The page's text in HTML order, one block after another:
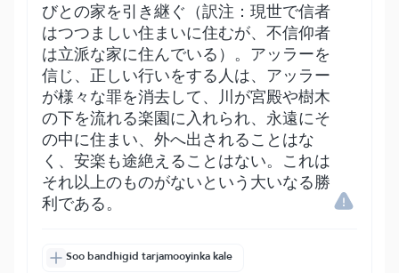
びとの家を引き継ぐ（訳注：現世で信者
はつつましい住まいに住むが、不信仰者
は立派な家に住んでいる）。アッラーを
信じ、正しい行いをする人は、アッラー
が様々な罪を消去して、川が宮殿や樹木
の下を流れる楽園に入れられ、永遠にそ
の中に住まい、外へ出されることはな
く、安楽も途絶えることはない。これは
それ以上のものがないという大いなる勝
利である。
Soo bandhigid tarjamooyinka kale